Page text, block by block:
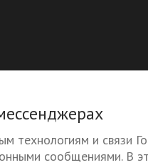
технологиям и связи
сообщениями. В